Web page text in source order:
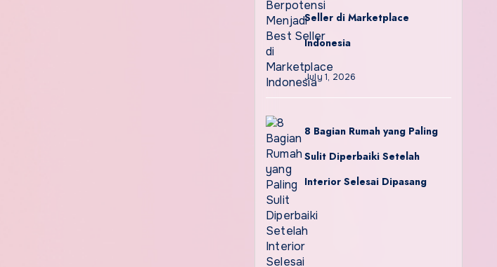
Seller di Marketplace
Indonesia
July 1, 2026
8 Bagian Rumah yang Paling
Sulit Diperbaiki Setelah
Interior Selesai Dipasang